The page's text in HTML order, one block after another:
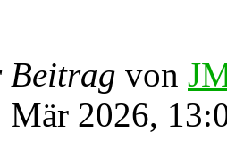
Beitrag von
Mär 2026,